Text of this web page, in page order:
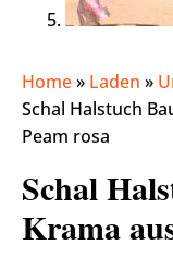
Home» Laden »
Schal Halstuch
Peam rosa
Schal
Krama